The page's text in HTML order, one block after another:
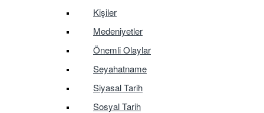
Kişiler
Medeniyetler
Önemli Olaylar
Seyahatname
Siyasal Tarih
Sosyal Tarih